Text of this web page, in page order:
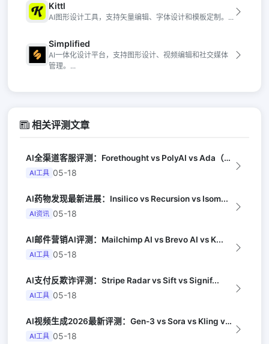
Kittl
AI图形设计工具，支持矢量编辑、字体设计和模板定制。...
Simplified
AI一体化设计平台，支持图形设计、视频编辑和社交媒体
管理。...
相关评测文章
AI全渠道客服评测：Forethought vs PolyAI vs Ada（G...
AI工具 05-18
AI药物发现最新进展：Insilico vs Recursion vs Isom...
AI资讯 05-18
AI邮件营销AI评测：Mailchimp AI vs Brevo AI vs K...
AI工具 05-18
AI支付反欺诈评测：Stripe Radar vs Sift vs Signif...
AI工具 05-18
AI视频生成2026最新评测：Gen-3 vs Sora vs Kling vs...
AI工具 05-18